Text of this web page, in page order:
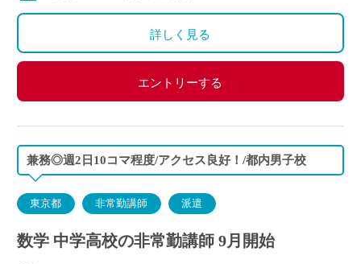
詳しく見る
エントリーする
兼務◎週2日10コマ程度/アクセス良好！/都内男子校
東京都 非常勤講師 派遣
数学 中学高校の非常勤講師 9月開始